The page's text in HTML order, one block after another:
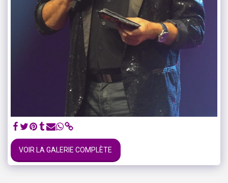
VOIR LA GALERIE COMPLÈTE